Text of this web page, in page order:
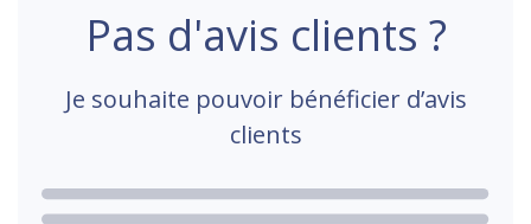
Pas d'avis clients ?
Je souhaite pouvoir bénéficier d’avis
clients